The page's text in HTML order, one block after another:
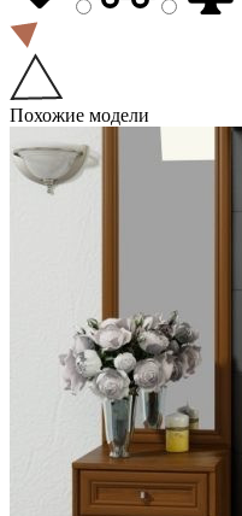
Похожие модели